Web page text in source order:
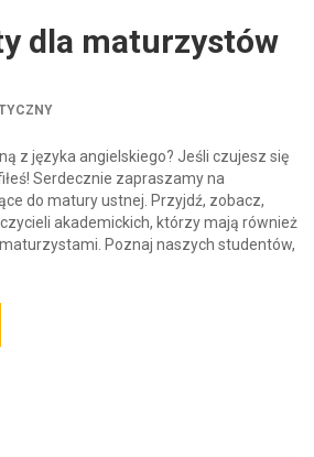
dla maturzystów
z języka angielskiego? Jeśli czujesz się
Serdecznie zapraszamy na
do matury ustnej. Przyjdź, zobacz,
akademickich, którzy mają również
Poznaj naszych studentów,